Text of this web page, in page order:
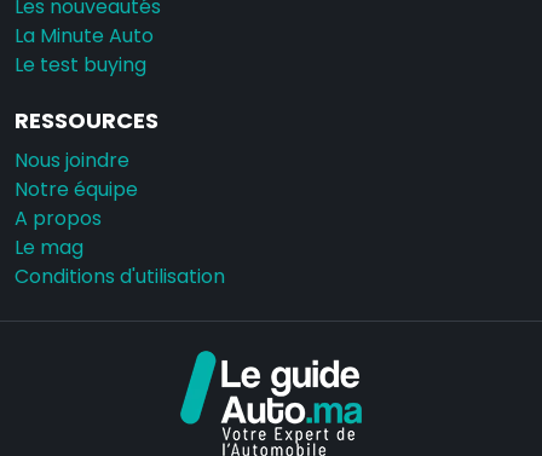
Les nouveautés
La Minute Auto
Le test buying
RESSOURCES
Nous joindre
Notre équipe
A propos
Le mag
Conditions d'utilisation